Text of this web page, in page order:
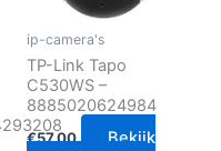
ip-camera's
TP-Link Tapo
C530WS –
8885020624984
€57.00
Bekijk